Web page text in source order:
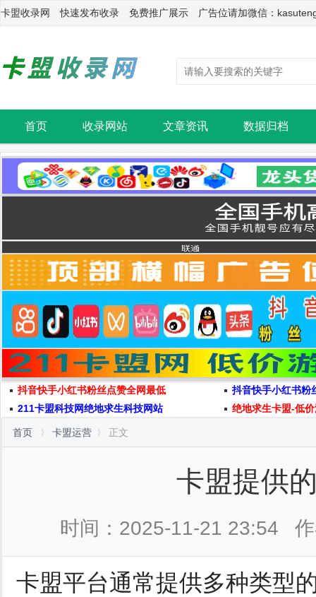
卡盟收录网 快速发布收录 免费推广展示 广告位请加微信：
首页 收录网站 文章资讯 数据归档
抖音快手小红书粉丝点赞全网最低
抖音快手小红书粉
211卡盟科技网绝地求生科技网站
绝地求生卡盟-低
首页 卡盟运营 正文
卡盟提供
时间：2025-11-21 23:54
卡盟平台通常提供多种类型